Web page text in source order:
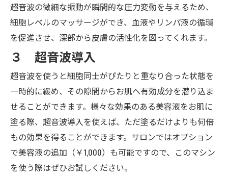
超音波の微細な振動が瞬間的な圧力変動を与えるため、
細胞レベルのマッサージができ、血液やリンパ液の循環
を促進させ、深部から皮膚の活性化を図ってくれます。
３ 超音波導入
超音波を使うと細胞同士がぴたりと重なり合った状態を
一時的に緩め、その隙間からお肌へ有効成分を潜り込ま
せることができます。様々な効果のある美容液をお肌に
塗る際、超音波導入を使えば、ただ塗るだけよりも何倍
もの効果を得ることができます。サロンではオプション
で美容液の追加（￥1,000）も可能ですので、このマシン
を使う際はぜひお試しください。